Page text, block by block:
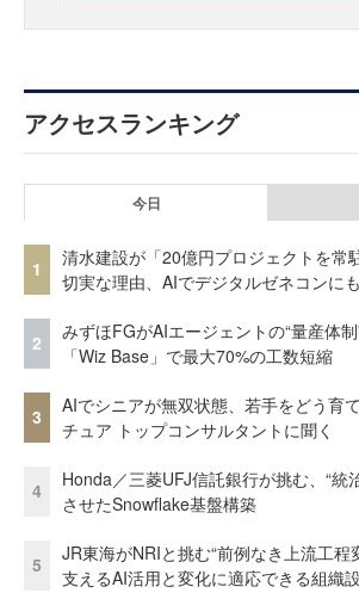
アクセスランキング
今日
1
清水建設が「20億円プロジェクトを常
切実な理由、AIでデジタルゼネコンに
2
みずほFGがAIエージェントの“量産体
「Wiz Base」で最大70%の工数短縮
3
AIでシニアが無双状態、若手をどう育
チュア トップコンサルタントに聞く
4
Honda／三菱UFJ信託銀行が挑む、“統
させたSnowflake基盤構築
5
JR東海がNRIと挑む“前例なき上流工
支えるAI活用と変化に適応できる組織